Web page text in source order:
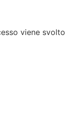
viene svolto